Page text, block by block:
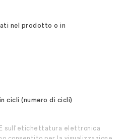
nel prodotto o in
cicli (numero di cicli)
sull'etichettatura elettronica